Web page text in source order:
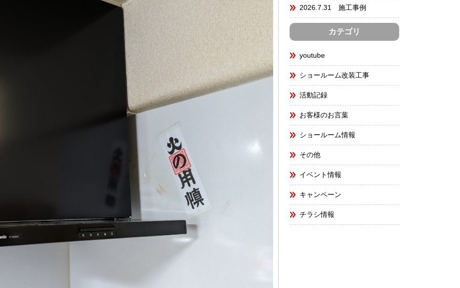
2026.7.31 施工事例
カテゴリ
youtube
ショールーム改装工事
活動記録
お客様のお言葉
ショールーム情報
その他
イベント情報
キャンペーン
チラシ情報